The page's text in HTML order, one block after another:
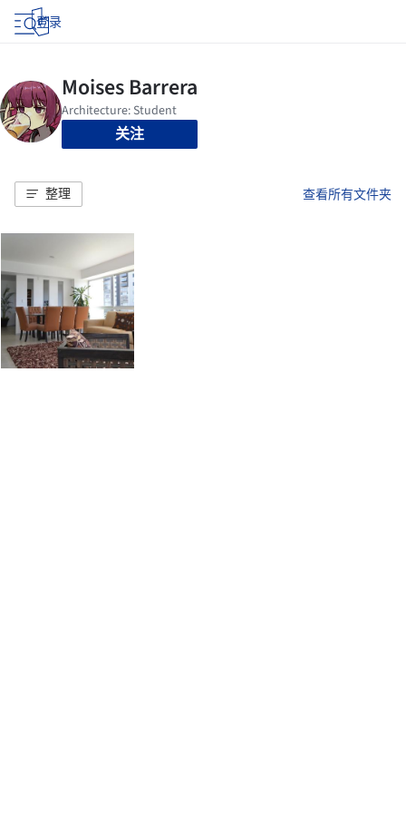
登录
关注
整理 查看所有文件夹